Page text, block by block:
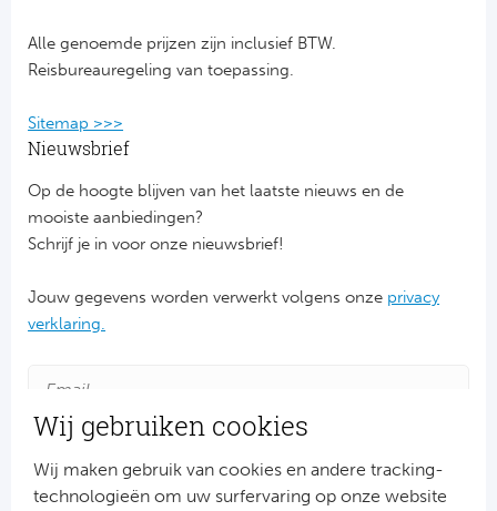
Wij gebruiken cookies
Wij maken gebruik van cookies en andere tracking-
technologieën om uw surfervaring op onze website
Alle genoemde prijzen zijn inclusief BTW.
Reisbureauregeling van toepassing.
Sitemap >>>
Nieuwsbrief
Op de hoogte blijven van het laatste nieuws en de
mooiste aanbiedingen?
Schrijf je in voor onze nieuwsbrief!
Jouw gegevens worden verwerkt volgens onze privacy
verklaring.